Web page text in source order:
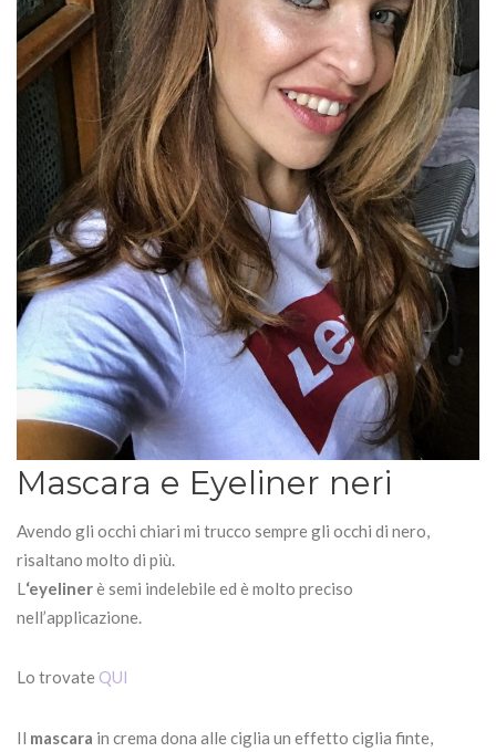
Mascara e Eyeliner neri
Avendo gli occhi chiari mi trucco sempre gli occhi di nero,
risaltano molto di più.
L‘eyelinerè semi indelebile ed è molto preciso
nell’applicazione.
Lo trovate QUI
Il mascara in crema dona alle ciglia un effetto ciglia finte,